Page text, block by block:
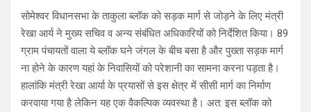
सोमेश्वर विधानसभा के ताकुला ब्लॉक को सड़क मार्ग से जोड़ने के लिए मंत्री
रेखा आर्य ने मुख्य सचिव व अन्य संबंधित अधिकारियों को निर्देशित किया। 89
ग्राम पंचायतों वाला ये ब्लॉक घने जंगल के बीच बसा है और पुख्ता सड़क मार्ग
ना होने के कारण यहां के निवासियों को परेशानी का सामना करना पड़ता है।
हालांकि मंत्री रेखा आर्या के प्रयासों से इस क्षेत्र में सीसी मार्ग का निर्माण
करवाया गया है लेकिन यह एक वैकल्पिक व्यवस्था है। अत: इस ब्लॉक को